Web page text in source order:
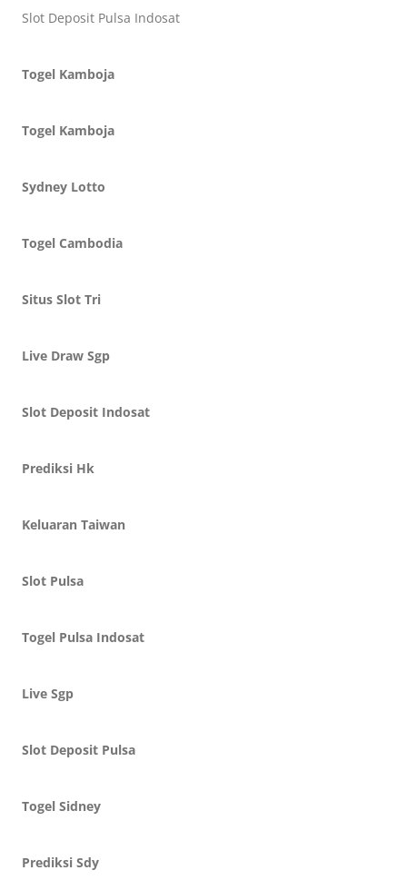
Slot Deposit Pulsa Indosat
Togel Kamboja
Togel Kamboja
Sydney Lotto
Togel Cambodia
Situs Slot Tri
Live Draw Sgp
Slot Deposit Indosat
Prediksi Hk
Keluaran Taiwan
Slot Pulsa
Togel Pulsa Indosat
Live Sgp
Slot Deposit Pulsa
Togel Sidney
Prediksi Sdy